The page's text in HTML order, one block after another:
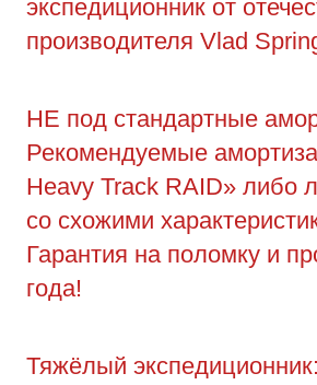
экспедиционник от
производителя Vlad
НЕ под стандартные
Рекомендуемые
Heavy Track RAID» либо
со схожими
Гарантия на поломку и
года!
Тяжёлый